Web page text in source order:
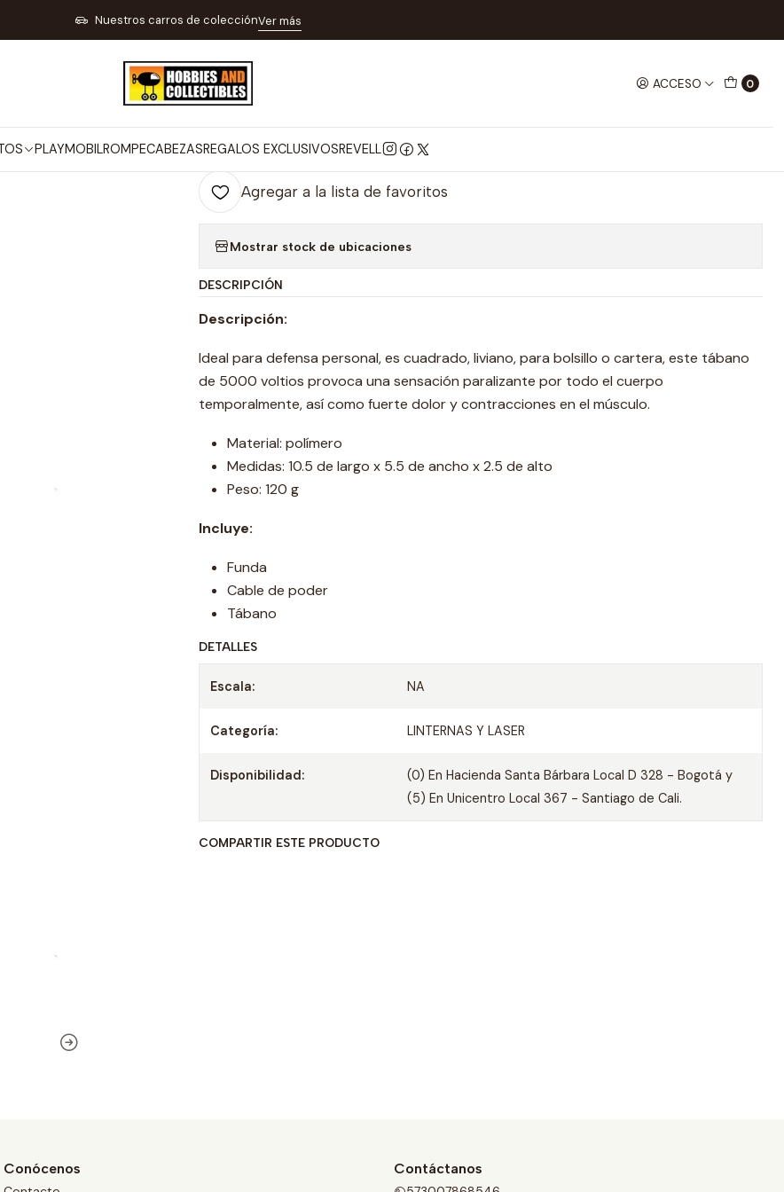
ACCESO 0
PLAYMOBILROMPECABEZASREGALOS EXCLUSIVOSREVELL
Nuestros carros de colecciónVer más
Inicio Linterna Electronica 511 Ak
|
Linterna Electronica 511 Ak
Cantidad
Comprar ahora
Agregar a la lista de favoritos
Mostrar stock de ubicaciones
DESCRIPCIÓN
Descripción:
Ideal para defensa personal, es cuadrado, liviano, para bolsillo o cartera, este tábano
de 5000 voltios provoca una sensación paralizante por todo el cuerpo
temporalmente, así como fuerte dolor y contracciones en el músculo.
Material: polímero
Medidas: 10.5 de largo x 5.5 de ancho x 2.5 de alto
Peso: 120 g
Incluye:
Funda
Cable de poder
Tábano
DETALLES
Escala: NA
Categoría: LINTERNAS Y LASER
Disponibilidad:
(0) En Hacienda Santa Bárbara Local D 328 - Bogotá y
(5) En Unicentro Local 367 - Santiago de Cali.
COMPARTIR ESTE PRODUCTO
Conócenos Contáctanos